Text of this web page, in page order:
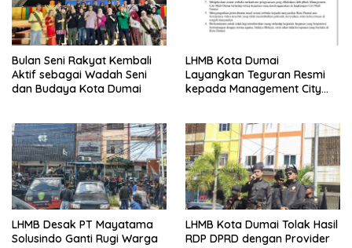
Bulan Seni Rakyat Kembali
Aktif sebagai Wadah Seni
dan Budaya Kota Dumai
LHMB Kota Dumai
Layangkan Teguran Resmi
kepada Management City
kepada Masyarakat
LHMB Desak PT Mayatama
Solusindo Ganti Rugi Warga
LHMB Kota Dumai Tolak Hasil
RDP DPRD dengan Provider